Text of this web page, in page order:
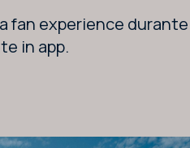
fan experience
in app.